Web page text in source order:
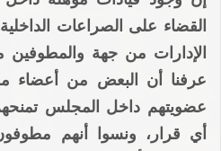
القضاء على الصراعات
الإدارات من جهة
عرفنا أن البعض من أعضاء
عضويتهم داخل المجلس
أي قرار، ونسوا أنهم